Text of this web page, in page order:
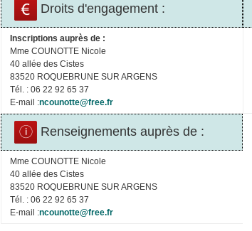
Droits d'engagement :
Inscriptions auprès de :
Mme COUNOTTE Nicole
40 allée des Cistes
83520 ROQUEBRUNE SUR ARGENS
Tél. : 06 22 92 65 37
E-mail :ncounotte@free.fr
Renseignements auprès de :
Mme COUNOTTE Nicole
40 allée des Cistes
83520 ROQUEBRUNE SUR ARGENS
Tél. : 06 22 92 65 37
E-mail :ncounotte@free.fr